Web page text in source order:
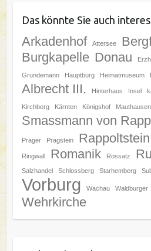
Das könnte Sie auch
Arkadenhof Attersee
Burgkapelle Donau
Grundemann Hauptburg Heimatmuseum
Albrecht III.
Hinterhaus Insel
Kirchberg Kärnten Königshof Mauthausen
Smassmann von
Prager Pragstein Rappoltstein
Ringwall Romanik Rossatz
Salzhandel Schlossberg Starhemberg
Vorburg Wachau Waldburger
Wehrkirche